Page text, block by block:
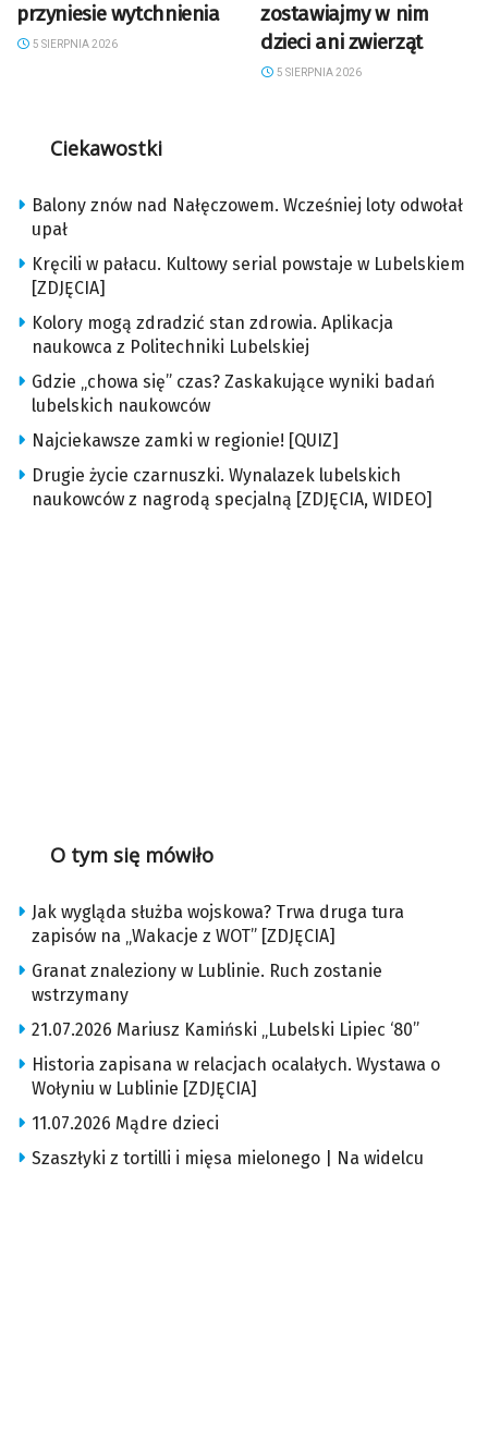
przyniesie wytchnienia
5 SIERPNIA 2026
zostawiajmy w nim
dzieci ani zwierząt
5 SIERPNIA 2026
Ciekawostki
Balony znów nad Nałęczowem. Wcześniej loty odwołał
upał
Kręcili w pałacu. Kultowy serial powstaje w Lubelskiem
[ZDJĘCIA]
Kolory mogą zdradzić stan zdrowia. Aplikacja
naukowca z Politechniki Lubelskiej
Gdzie „chowa się” czas? Zaskakujące wyniki badań
lubelskich naukowców
Najciekawsze zamki w regionie! [QUIZ]
Drugie życie czarnuszki. Wynalazek lubelskich
naukowców z nagrodą specjalną [ZDJĘCIA, WIDEO]
O tym się mówiło
Jak wygląda służba wojskowa? Trwa druga tura
zapisów na „Wakacje z WOT” [ZDJĘCIA]
Granat znaleziony w Lublinie. Ruch zostanie
wstrzymany
21.07.2026 Mariusz Kamiński „Lubelski Lipiec ‘80”
Historia zapisana w relacjach ocalałych. Wystawa o
Wołyniu w Lublinie [ZDJĘCIA]
11.07.2026 Mądre dzieci
Szaszłyki z tortilli i mięsa mielonego | Na widelcu